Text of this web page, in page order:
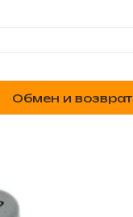
Обмен и возврат